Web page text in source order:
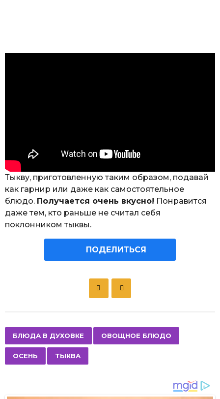
Тыкву, приготовленную таким образом, подавай
как гарнир или даже как самостоятельное
блюдо. Получается очень вкусно! Понравится
даже тем, кто раньше не считал себя
поклонником тыквы.
ПОДЕЛИТЬСЯ
a
g
БЛЮДА В ДУХОВКЕ ОВОЩНОЕ БЛЮДО
ОСЕНЬ ТЫКВА